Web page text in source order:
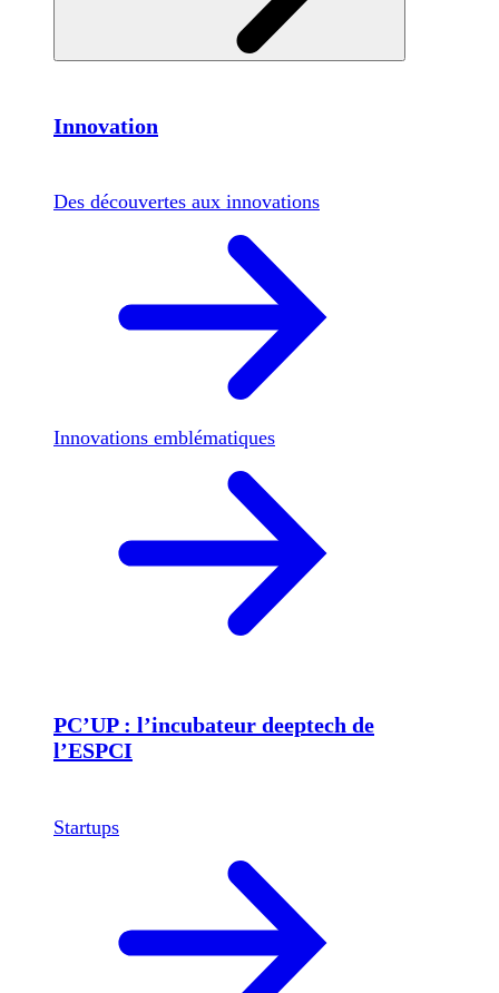
Innovation
Des découvertes aux innovations
Innovations emblématiques
PC’UP : l’incubateur deeptech de
l’ESPCI
Startups